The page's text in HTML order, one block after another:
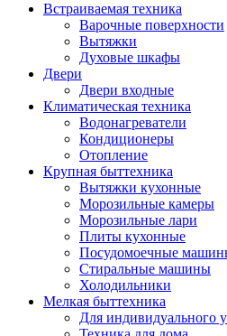
Встраиваемая техника
Варочные поверхности
Вытяжки
Духовые шкафы
Двери
Двери входные
Климатическая техника
Водонагреватели
Кондиционеры
Отопление
Крупная быттехника
Вытяжки кухонные
Морозильные камеры
Морозильные лари
Плиты кухонные
Посудомоечные
Стиральные машины
Холодильники
Мелкая быттехника
Для индивидуального